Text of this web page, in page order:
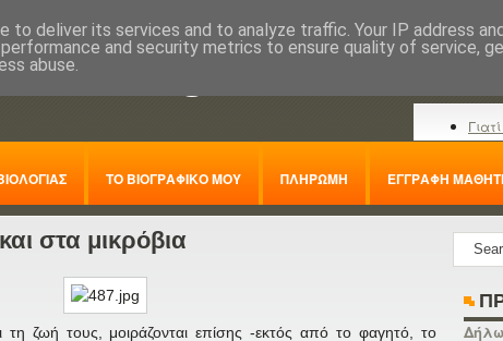
ΤΟ ΒΙΟΓΡΑΦΙΚΟ ΜΟΥ ΠΛΗΡΩΜΗ ΕΓΓΡΑΦΗ
στα μικρόβια
τη ζωή τους, μοιράζονται επίσης -εκτός από το φαγητό, το
to deliver its services and to analyze traffic. Your IP address
and security metrics to ensure quality of service,
abuse.